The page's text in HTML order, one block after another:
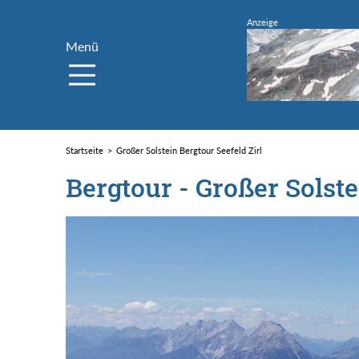
Menü
Startseite Großer Solstein Bergtour Seefeld Zirl
Bergtour - Großer